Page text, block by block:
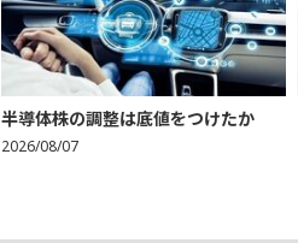
半導体株の調整は底値をつけたか
2026/08/07